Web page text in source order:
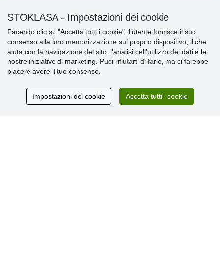
Informazioni importanti
» Impostazioni dei cookie
» Termini & Condizioni
» Informativa sulla Privacy
» Consegna e pagamento
» Garanzia e resi
STOKLASA - Impostazioni dei cookie
Facendo clic su "Accetta tutti i cookie", l’utente fornisce il suo
consenso alla loro memorizzazione sul proprio dispositivo, il che
aiuta con la navigazione del sito, l'analisi dell'utilizzo dei dati e le
nostre iniziative di marketing. Puoi rifiutarti di farlo , ma ci farebbe
piacere avere il tuo consenso.
Impostazioni dei cookie Accetta tutti i cookie